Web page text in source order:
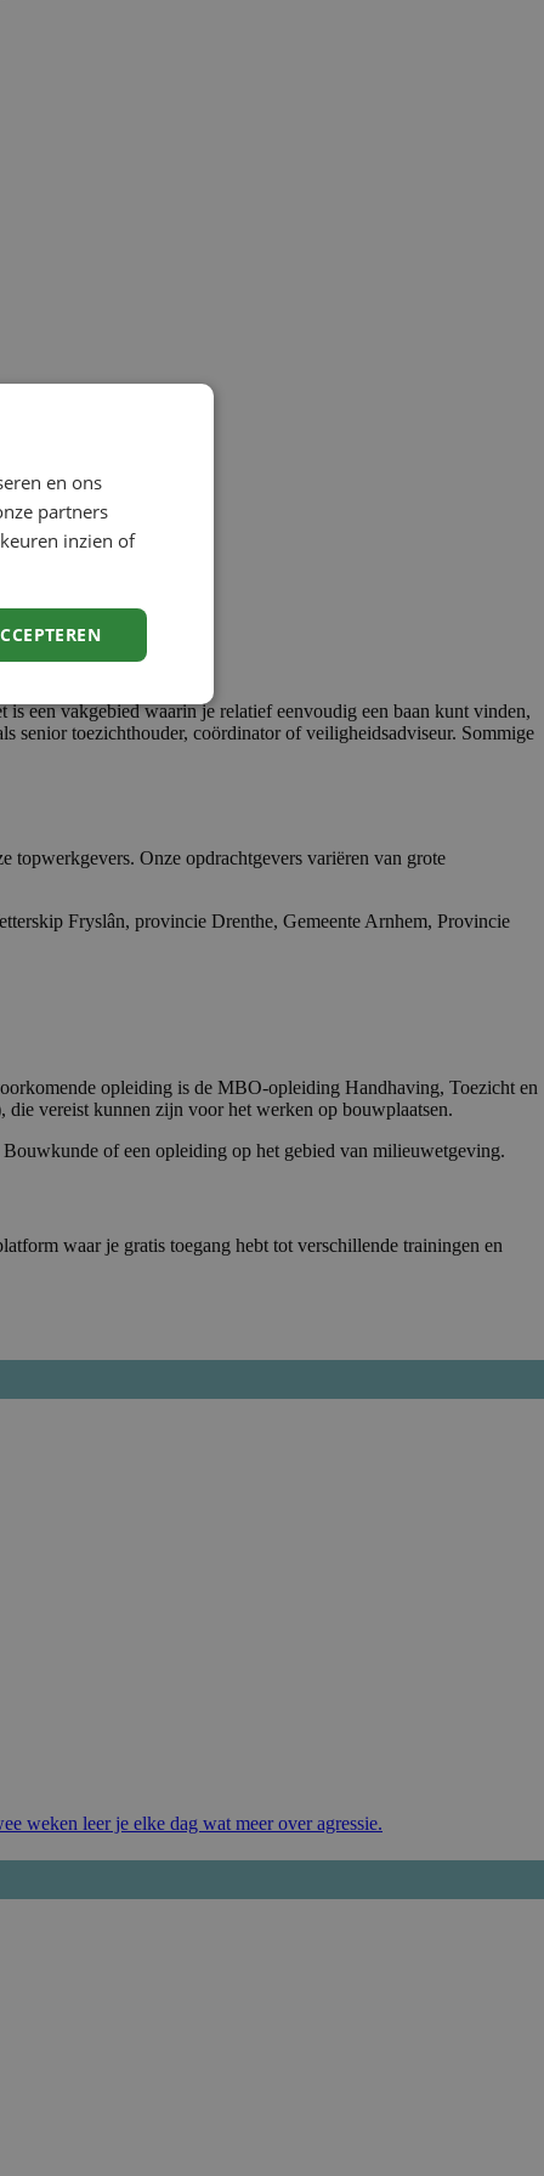
een vakgebied waarin je relatief eenvoudig een baan kunt vinden,
senior toezichthouder, coördinator of veiligheidsadviseur. Sommige
topwerkgevers. Onze opdrachtgevers variëren van grote
Fryslân, provincie Drenthe, Gemeente Arnhem, Provincie
opleiding is de MBO-opleiding Handhaving, Toezicht en
vereist kunnen zijn voor het werken op bouwplaatsen.
of een opleiding op het gebied van milieuwetgeving.
waar je gratis toegang hebt tot verschillende trainingen en
weken leer je elke dag wat meer over agressie.
en ons
partners
inzien of